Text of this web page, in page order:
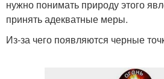
нужно понимать природу этого
принять адекватные меры.
Из-за чего появляются черные